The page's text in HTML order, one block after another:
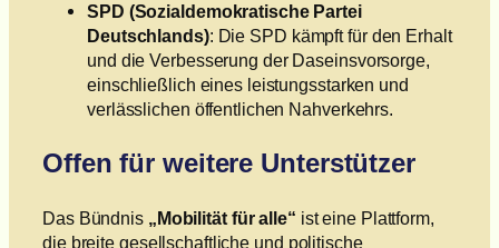
SPD (Sozialdemokratische Partei
Deutschlands): Die SPD kämpft für den Erhalt
und die Verbesserung der Daseinsvorsorge,
einschließlich eines leistungsstarken und
verlässlichen öffentlichen Nahverkehrs.
Offen für weitere Unterstützer
Das Bündnis „Mobilität für alle“ ist eine Plattform,
die breite gesellschaftliche und politische